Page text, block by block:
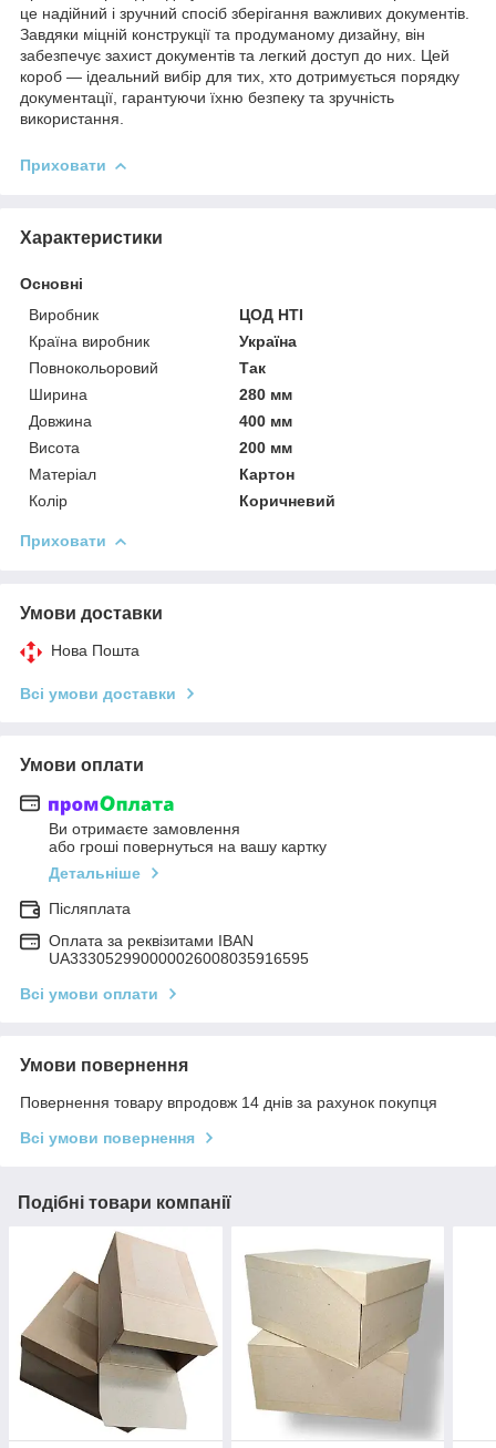
це надійний і зручний спосіб зберігання важливих документів.
Завдяки міцній конструкції та продуманому дизайну, він
забезпечує захист документів та легкий доступ до них. Цей
короб — ідеальний вибір для тих, хто дотримується порядку
документації, гарантуючи їхню безпеку та зручність
використання.
Приховати
Характеристики
Основні
Виробник
ЦОД НТІ
Країна виробник
Україна
Повнокольоровий
Так
Ширина
280 мм
Довжина
400 мм
Висота
200 мм
Матеріал
Картон
Колір
Коричневий
Приховати
Умови доставки
Нова Пошта
Всі умови доставки
Умови оплати
Ви отримаєте замовлення
або гроші повернуться на вашу картку
Детальніше
Післяплата
Оплата за реквізитами IBAN
UA333052990000026008035916595
Всі умови оплати
Умови повернення
Повернення товару впродовж 14 днів за рахунок покупця
Всі умови повернення
Подібні товари компанії